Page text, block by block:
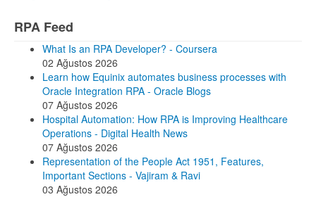
RPA Feed
What Is an RPA Developer? - Coursera
02 Ağustos 2026
Learn how Equinix automates business processes with
Oracle Integration RPA - Oracle Blogs
07 Ağustos 2026
Hospital Automation: How RPA is Improving Healthcare
Operations - Digital Health News
07 Ağustos 2026
Representation of the People Act 1951, Features,
Important Sections - Vajiram & Ravi
03 Ağustos 2026